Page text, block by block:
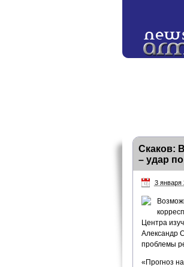
Скаков:
– удар
3 января
Центра
Александр
проблемы
«Прогноз